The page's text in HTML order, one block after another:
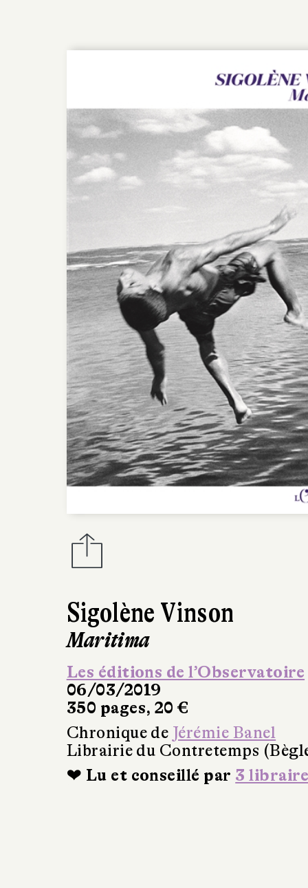
Sigolène Vinson
Maritima
Les éditions de l’Observatoire
06/03/2019
350 pages, 20 €
Chronique de Jérémie Banel
Librairie du Contretemps
❤ Lu et conseillé par 3